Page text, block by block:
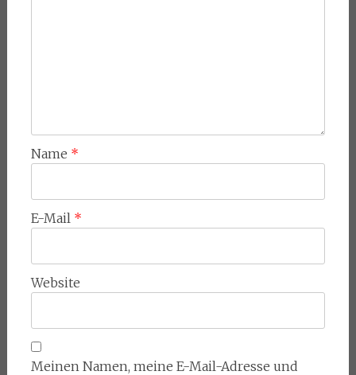
Name *
E-Mail *
Website
Meinen Namen, meine E-Mail-Adresse und